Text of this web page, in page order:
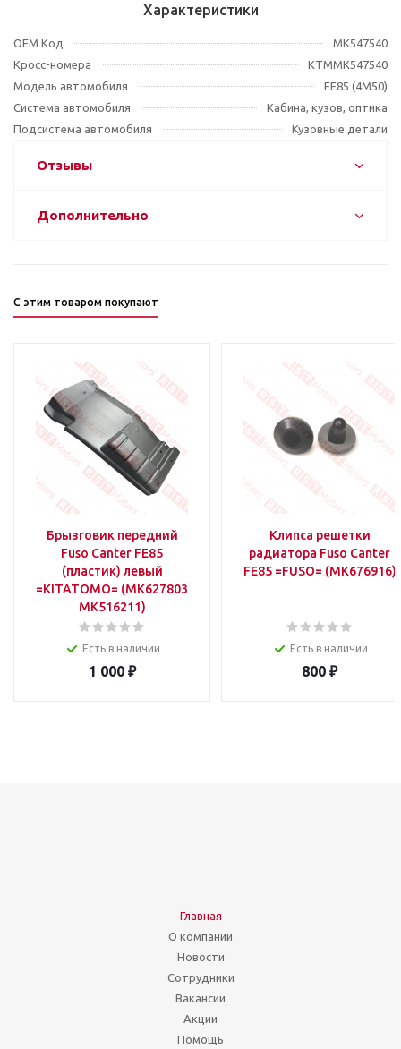
Характеристики
OEM Код
MK547540
Кросс-номера
KTMMK547540
Модель автомобиля
FE85 (4M50)
Система автомобиля
Кабина, кузов, оптика
Подсистема автомобиля
Кузовные детали
Отзывы
Дополнительно
С этим товаром покупают
Брызговик передний
Fuso Canter FE85
(пластик) левый
=KITATOMO= (MK627803
MK516211)
Есть в наличии
1 000₽
Клипса решетки
радиатора Fuso Canter
FE85 =FUSO= (MK676916)
Есть в наличии
800 ₽
Главная
О компании
Новости
Сотрудники
Вакансии
Акции
Помощь